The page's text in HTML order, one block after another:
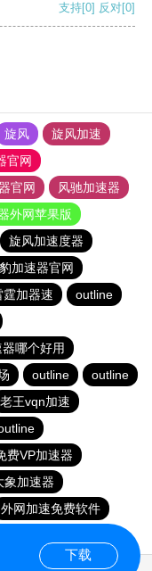
支持[0] 反对[0]
旋风
旋风加速
官网
官网
风驰加速器
外网苹果版
旋风加速度器
加速器官网
霆加器速
outline
器哪个好用
outline
outline
老王vqn加速
费VP加速器
象加速器
外网加速免费软件
下载